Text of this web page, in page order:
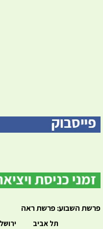
פרשת השבוע: פרשת ראה
תל אביב